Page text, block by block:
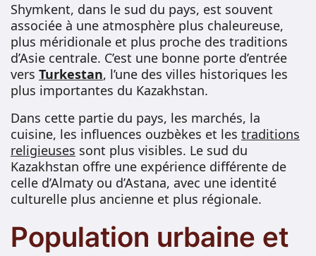
Shymkent, dans le sud du pays, est souvent
associée à une atmosphère plus chaleureuse,
plus méridionale et plus proche des traditions
d’Asie centrale. C’est une bonne porte d’entrée
vers Turkestan, l’une des villes historiques les
plus importantes du Kazakhstan.
Dans cette partie du pays, les marchés, la
cuisine, les influences ouzbèkes et les traditions
religieuses sont plus visibles. Le sud du
Kazakhstan offre une expérience différente de
celle d’Almaty ou d’Astana, avec une identité
culturelle plus ancienne et plus régionale.
Population urbaine et